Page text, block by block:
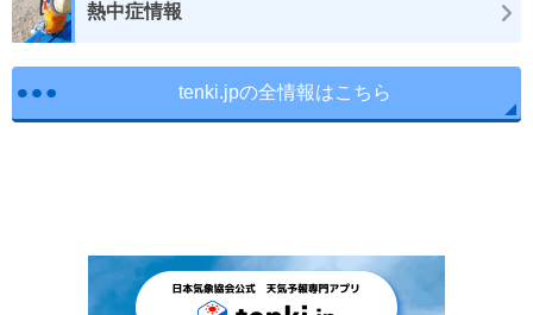
熱中症情報
tenki.jpの全情報はこちら